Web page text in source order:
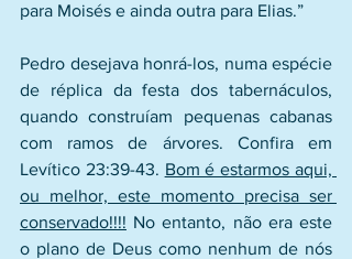
para Moisés e ainda outra para Elias.”
Pedro desejava honrá-los, numa espécie
de réplica da festa dos tabernáculos,
quando construíam pequenas cabanas
com ramos de árvores. Confira em
Levítico 23:39-43. Bom é estarmos aqui,
ou melhor, este momento precisa ser
conservado!!!! No entanto, não era este
o plano de Deus como nenhum de nós